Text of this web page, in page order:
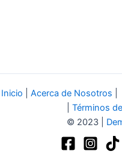
Inicio Acerca de Nosotros
Términos
© 2023 |